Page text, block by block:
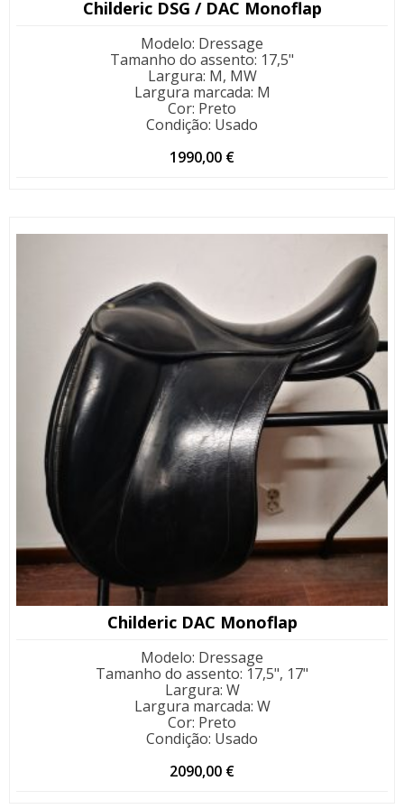
Childeric DSG / DAC Monoflap
Modelo: Dressage
Tamanho do assento: 17,5"
Largura: M, MW
Largura marcada: M
Cor: Preto
Condição: Usado
1990,00 €
Childeric DAC Monoflap
Modelo: Dressage
Tamanho do assento: 17,5", 17"
Largura: W
Largura marcada: W
Cor: Preto
Condição: Usado
2090,00 €